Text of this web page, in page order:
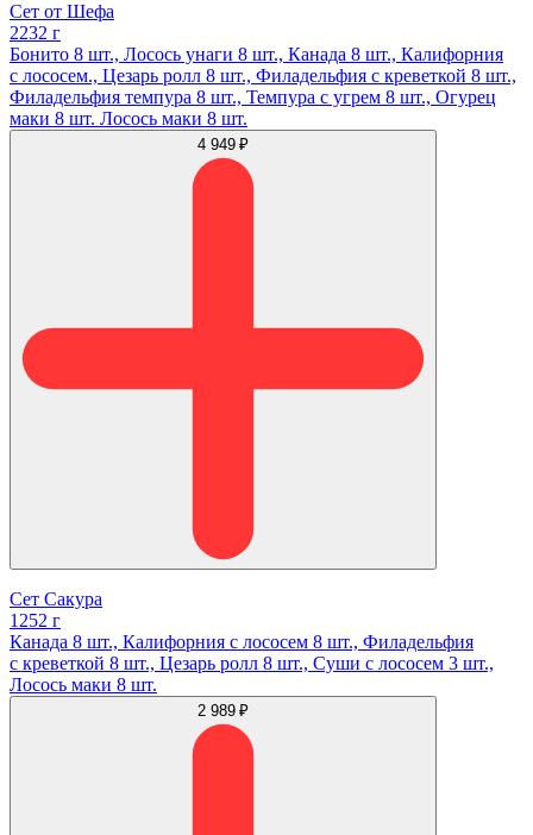
Сет от Шефа
2232 г
Бонито 8 шт., Лосось унаги 8 шт., Канада 8 шт., Калифорния
с лососем., Цезарь ролл 8 шт., Филадельфия с креветкой 8 шт.,
Филадельфия темпура 8 шт., Темпура с угрем 8 шт., Огурец
маки 8 шт. Лосось маки 8 шт.
4 949 ₽
Сет Сакура
1252 г
Канада 8 шт., Калифорния с лососем 8 шт., Филадельфия
с креветкой 8 шт., Цезарь ролл 8 шт., Суши с лососем 3 шт.,
Лосось маки 8 шт.
2 989 ₽